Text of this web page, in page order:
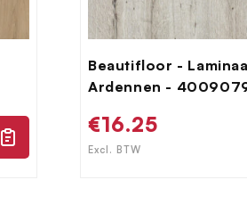
Beautifloor -
Ardennen -
Normale
prijs
€16.25
Excl. BTW